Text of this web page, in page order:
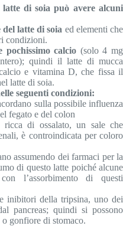
di soia può avere alcuni
latte di soia ed elementi che
condizioni.
pochissimo calcio (solo 4 mg
quindi il latte di mucca
e vitamina D, che fissa il
latte di soia.
seguenti condizioni:
sulla possibile influenza
fegato e del colon
di ossalato, un sale che
è controindicata per coloro
assumendo dei farmaci per la
di questo latte poiché alcune
l’assorbimento di questi
inibitori della tripsina, uno dei
pancreas; quindi si possono
gonfiore di stomaco.